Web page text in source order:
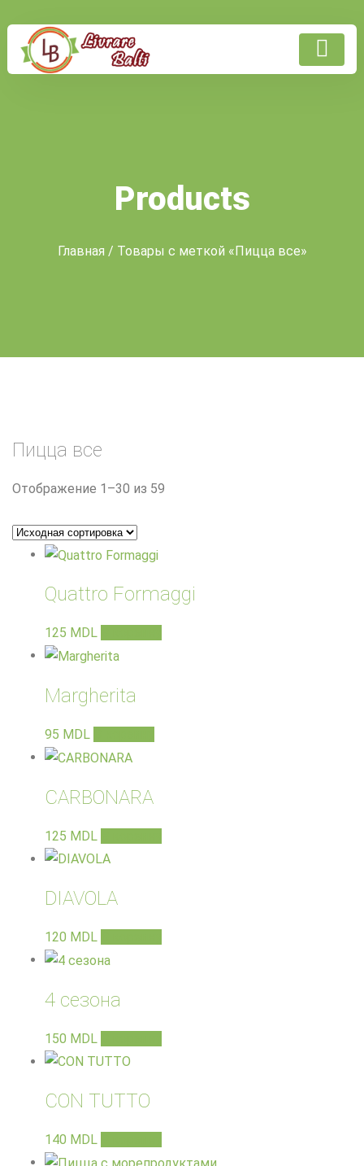
Products
Главная / Товары с меткой «Пицца все»
Пицца все
Отображение 1–30 из 59
Quattro Formaggi
125 MDL
Margherita
95 MDL
CARBONARA
125 MDL
DIAVOLA
120 MDL
4 сезона
150 MDL
CON TUTTO
140 MDL